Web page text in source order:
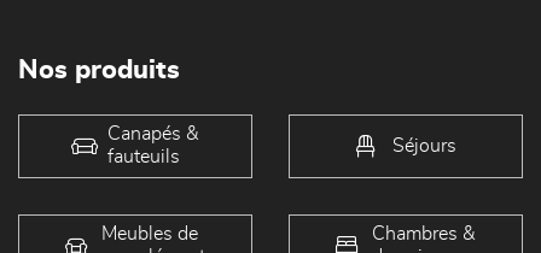
Nos produits
Canapés &
fauteuils
Séjours
Meubles de
Chambres &